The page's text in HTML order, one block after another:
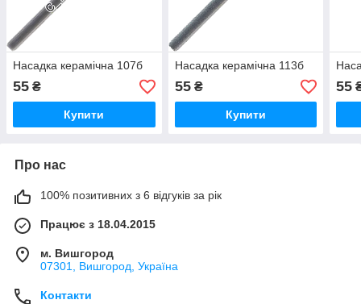
Насадка керамічна 107б
55 ₴
Купити
Насадка керамічна 113б
55₴
Купити
55
Про нас
100% позитивних з 6 відгуків за рік
Працює з 18.04.2015
м. Вишгород
07301, Вишгород, Україна
Контакти